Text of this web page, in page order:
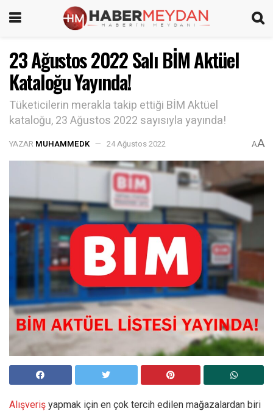
23 Ağustos 2022 Salı BİM Aktüel
Kataloğu Yayında!
Tüketicilerin merakla takip ettiği BİM Aktüel
kataloğu, 23 Ağustos 2022 sayısıyla yayında!
YAZAR MUHAMMEDK 24 Ağustos 2022 AA
Alışveriş yapmak için en çok tercih edilen mağazalardan biri